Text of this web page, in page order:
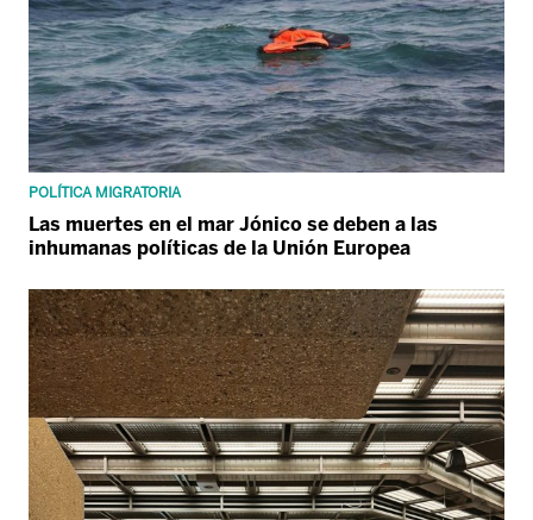
POLÍTICA MIGRATORIA
Las muertes en el mar Jónico se deben a las
inhumanas políticas de la Unión Europea